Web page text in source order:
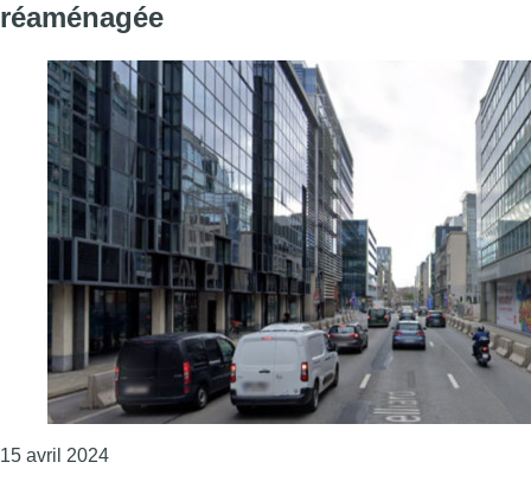
réaménagée
15 avril 2024Consulter l'article "Nouvelle voie pour les bus,